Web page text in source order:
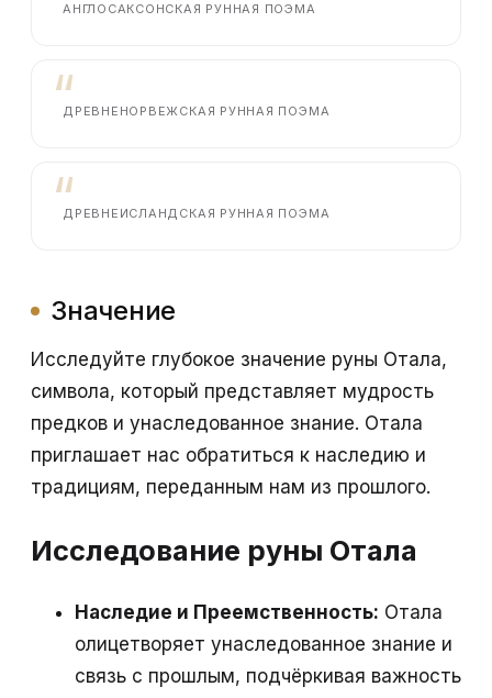
АНГЛОСАКСОНСКАЯ РУННАЯ ПОЭМА
ДРЕВНЕНОРВЕЖСКАЯ РУННАЯ ПОЭМА
ДРЕВНЕИСЛАНДСКАЯ РУННАЯ ПОЭМА
Значение
Исследуйте глубокое значение руны Отала,
символа, который представляет мудрость
предков и унаследованное знание. Отала
приглашает нас обратиться к наследию и
традициям, переданным нам из прошлого.
Исследование руны Отала
Наследие и Преемственность: Отала
олицетворяет унаследованное знание и
связь с прошлым, подчёркивая важность